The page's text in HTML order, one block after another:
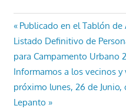
Navegación
de
entradas
Entrada
anterior:
Publicado en el Tablón
Listado Definitivo de
para Campamento Urbano
Entrada
siguiente:
Informamos a los vecinos y
próximo lunes, 26 de
Lepanto